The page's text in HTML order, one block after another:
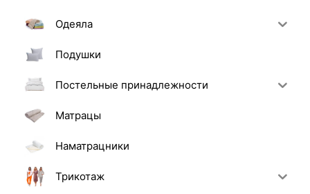
Одеяла
Подушки
Постельные принадлежности
Матрацы
Наматрацники
Трикотаж